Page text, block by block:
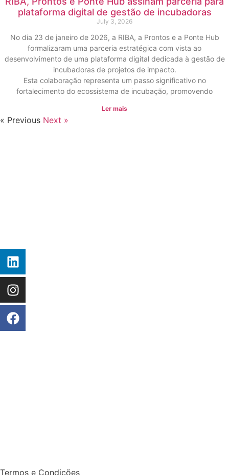
plataforma digital de gestão de incubadoras
July 3, 2026
No dia 23 de janeiro de 2026, a RIBA, a Prontos e a Ponte Hub
formalizaram uma parceria estratégica com vista ao
desenvolvimento de uma plataforma digital dedicada à gestão de
incubadoras de projetos de impacto.
Esta colaboração representa um passo significativo no
fortalecimento do ecossistema de incubação, promovendo
Ler mais
« Previous Next »
Termos e Condições